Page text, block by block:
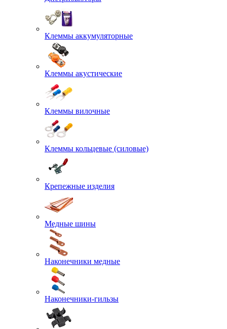
Клеммы аккумуляторные
Клеммы акустические
Клеммы вилочные
Клеммы кольцевые (силовые)
Крепежные изделия
Медные шины
Наконечники медные
Наконечники-гильзы